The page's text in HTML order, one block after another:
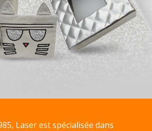
Laser est spécialisée dans